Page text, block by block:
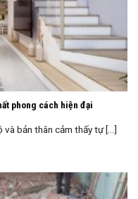
phong cách hiện đại
bản thân cảm thấy tự [...]